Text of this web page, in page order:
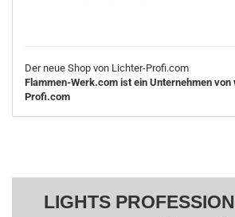
Der neue Shop von Lichter-Profi.com
Flammen-Werk.com ist ein Unternehmen
Profi.com
LIGHTS